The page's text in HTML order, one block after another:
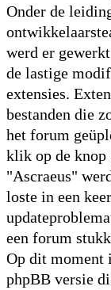
Onder de
werd er
de lastige
extensies.
bestanden die
het forum
klik op de knop
"Ascraeus"
loste in een
een forum
Op dit moment
phpBB versie